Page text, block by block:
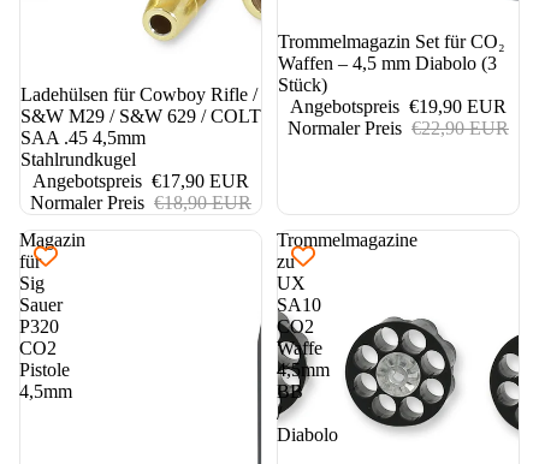
5%
Ladehülsen für Cowboy Rifle /
S&W M29 / S&W 629 / COLT
SAA .45 4,5mm
Stahlrundkugel
Angebotspreis €17,90 EUR
Normaler Preis €18,90 EUR
13%
Trommelmagazin Set für CO₂
Waffen – 4,5 mm Diabolo (3
Stück)
Angebotspreis €19,90 EUR
Normaler Preis €22,90 EUR
Magazin
für
Sig
Sauer
P320
CO2
Pistole
4,5mm
Trommelmagazine
zu
UX
SA10
CO2
Waffe
4,5mm
BB
/
Diabolo